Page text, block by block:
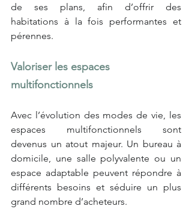
de ses plans, afin d’offrir des
habitations à la fois performantes et
pérennes.
Valoriser les espaces
multifonctionnels
Avec l’évolution des modes de vie, les
espaces multifonctionnels sont
devenus un atout majeur. Un bureau à
domicile, une salle polyvalente ou un
espace adaptable peuvent répondre à
différents besoins et séduire un plus
grand nombre d’acheteurs.